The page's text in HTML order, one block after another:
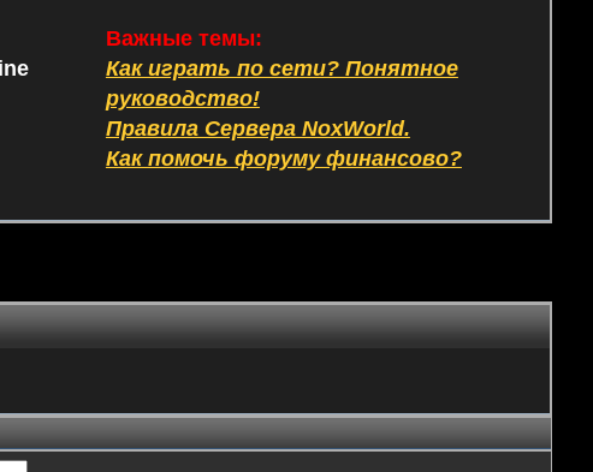
Важные темы:
Как играть по сети? Понятное
руководство!
Правила Сервера NoxWorld.
Как помочь форуму финансово?